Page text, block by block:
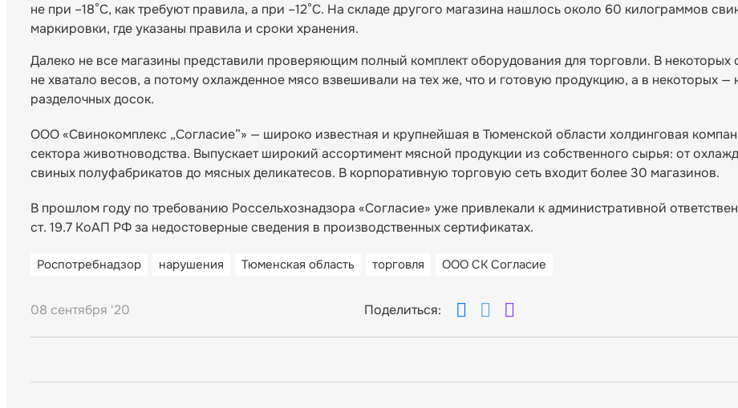
не при –18°C, как требуют правила, а при –12°C. На складе другого магазина нашлось около 60 килограммов
маркировки, где указаны правила и сроки хранения.
Далеко не все магазины представили проверяющим полный комплект оборудования для торговли. В некоторых
не хватало весов, а потому охлажденное мясо взвешивали на тех же, что и готовую продукцию, а в некоторых —
разделочных досок.
ООО «Свинокомплекс „Согласие”» — широко известная и крупнейшая в Тюменской области холдинговая
сектора животноводства. Выпускает широкий ассортимент мясной продукции из собственного сырья: от
свиных полуфабрикатов до мясных деликатесов. В корпоративную торговую сеть входит более 30 магазинов.
В прошлом году по требованию Россельхознадзора «Согласие» уже привлекали к административной
ст. 19.7 КоАП РФ за недостоверные сведения в производственных сертификатах.
Роспотребнадзор нарушения Тюменская область торговля ООО СК Согласие
08 сентября '20 Поделиться: